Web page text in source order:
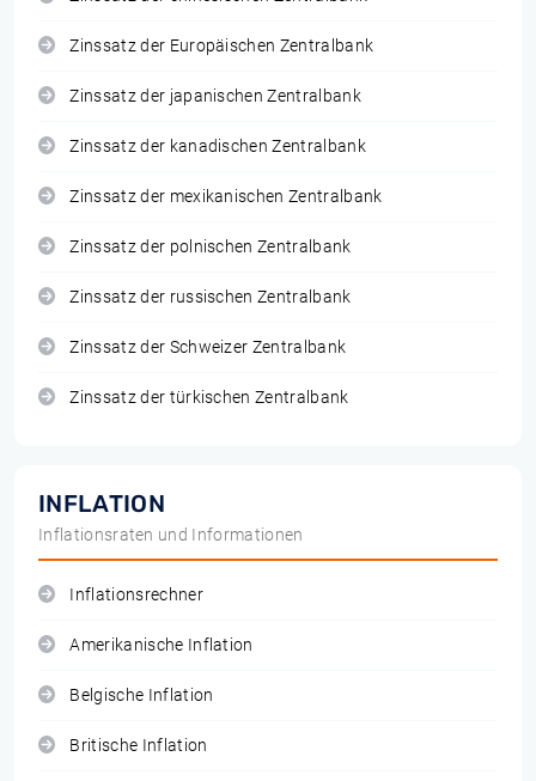
Zinssatz der Europäischen Zentralbank
Zinssatz der japanischen Zentralbank
Zinssatz der kanadischen Zentralbank
Zinssatz der mexikanischen Zentralbank
Zinssatz der polnischen Zentralbank
Zinssatz der russischen Zentralbank
Zinssatz der Schweizer Zentralbank
Zinssatz der türkischen Zentralbank
INFLATION
Inflationsraten und Informationen
Inflationsrechner
Amerikanische Inflation
Belgische Inflation
Britische Inflation